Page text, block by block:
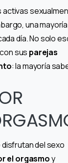
activas
una mayoría
día. No solo
sus parejas
: la mayoría
disfrutan del sexo
el orgasmoy